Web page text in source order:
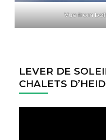
Vue from
LEVER DE
CHALETS